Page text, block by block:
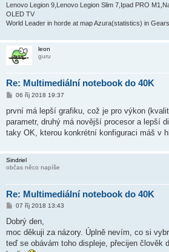
e
k
Lenovo Legion 9,Lenovo Legion Slim 7,Ipad PRO
OLED TV
World Leader in horde at map Azura(statistics) in
leon
guru
Re: Multimediální notebook do 40K
P
í
p
ě
k
06 říj 2018 19:37
první má lepší grafiku, což je pro výkon
parametr, druhý má novější procesor a lepší
taky OK, kterou konkrétní konfiguraci máš v
Sindriel
občas něco napíše
Re: Multimediální notebook do 40K
P
í
p
ě
07 říj 2018 13:43
Dobrý den,
moc děkuji za názory. Úplně nevím, co si
teď se obávám toho displeje, přecijen člověk